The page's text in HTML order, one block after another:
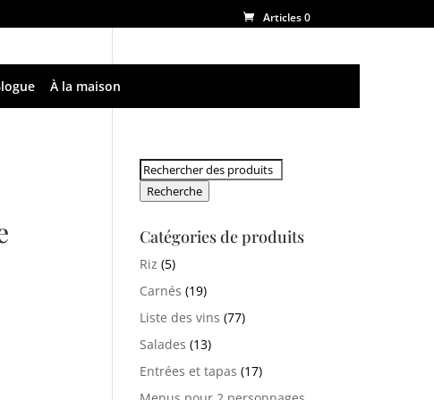
Articles 0
À la maison
Rechercher:
Recherche
Catégories de produits
Riz (5)
Carnés (19)
Liste des vins (77)
Salades (13)
Entrées et tapas (17)